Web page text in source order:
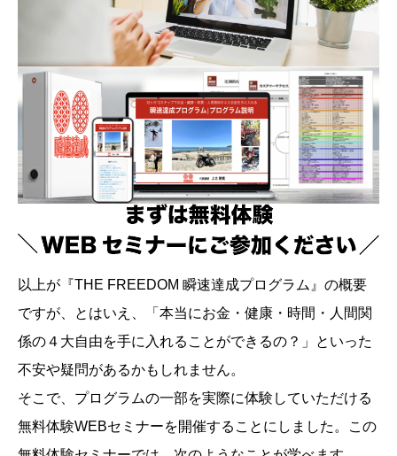
以上が『THE FREEDOM 瞬速達成プログラム』の概要
ですが、とはいえ、「本当にお金・健康・時間・人間関
係の４大自由を手に入れることができるの？」といった
不安や疑問があるかもしれません。
そこで、プログラムの一部を実際に体験していただける
無料体験WEBセミナーを開催することにしました。この